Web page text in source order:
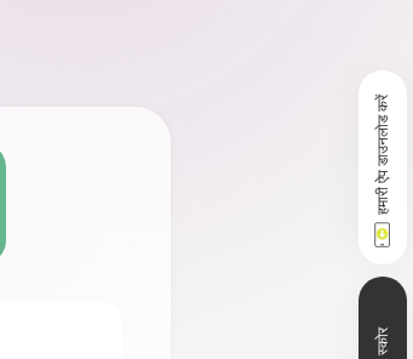
हमारी ऐप डाउनलोड करें